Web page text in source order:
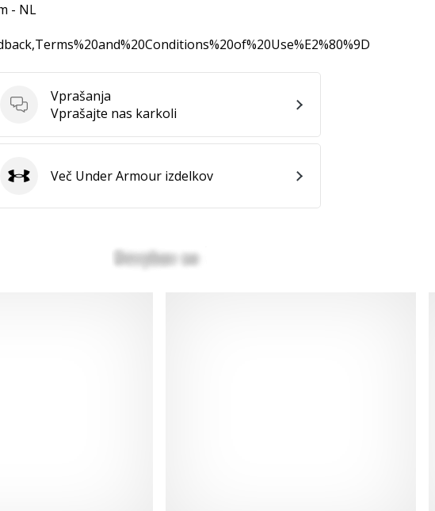
- NL
Vprašanja
Vprašanja
Vprašajte nas karkoli
Under Armour
Več Under Armour izdelkov